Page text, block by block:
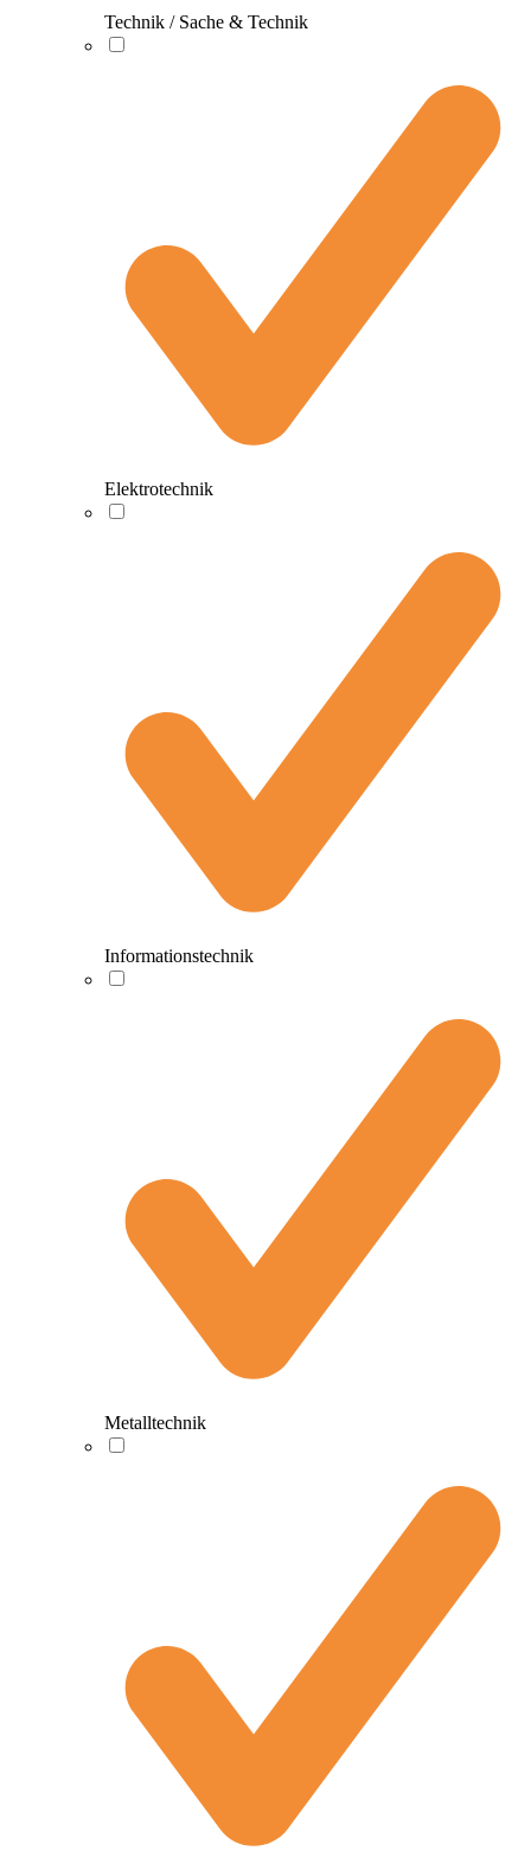
Technik / Sache & Technik
Elektrotechnik
Informationstechnik
Metalltechnik